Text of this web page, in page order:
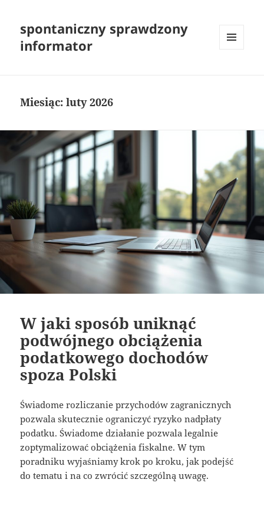
spontaniczny sprawdzony
informator
Miesiąc:luty 2026
W jaki sposób uniknąć
podwójnego obciążenia
podatkowego dochodów
spoza Polski
Świadome rozliczanie przychodów zagranicznych
pozwala skutecznie ograniczyć ryzyko nadpłaty
podatku. Świadome działanie pozwala legalnie
zoptymalizować obciążenia fiskalne. W tym
poradniku wyjaśniamy krok po kroku, jak podejść
do tematu i na co zwrócić szczególną uwagę.